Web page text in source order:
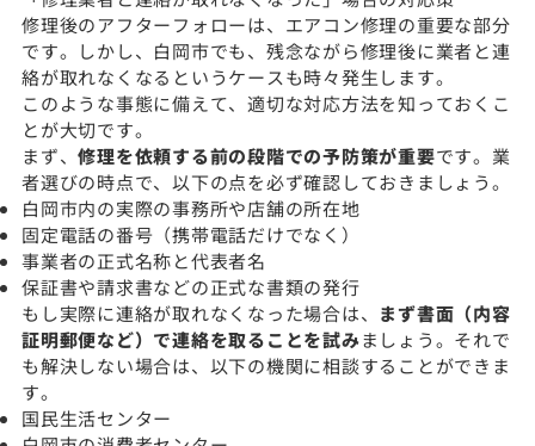
修理後のアフターフォローは、エアコン修理の重要な部分
です。しかし、白岡市でも、残念ながら修理後に業者と連
絡が取れなくなるというケースも時々発生します。
このような事態に備えて、適切な対応方法を知っておくこ
とが大切です。
まず、修理を依頼する前の段階での予防策が重要です。業
者選びの時点で、以下の点を必ず確認しておきましょう。
白岡市内の実際の事務所や店舗の所在地
固定電話の番号（携帯電話だけでなく）
事業者の正式名称と代表者名
保証書や請求書などの正式な書類の発行
もし実際に連絡が取れなくなった場合は、 まず書面（内容
証明郵便など）で連絡を取ることを試みましょう。それで
も解決しない場合は、以下の機関に相談することができま
す。
国民生活センター